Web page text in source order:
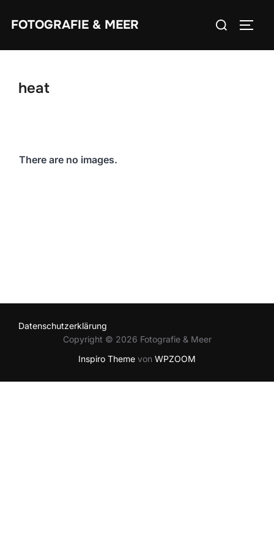
InhaltFOTOGRAFIE & MEER
Suchen
heat
There are no images.
Datenschutzerklärung
Copyright © 2026 Fotografie & Meer
Inspiro Theme von WPZOOM